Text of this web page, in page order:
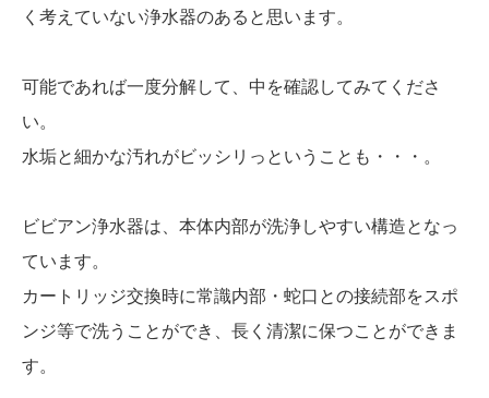
く考えていない浄水器のあると思います。
可能であれば一度分解して、中を確認してみてくださ
い。
水垢と細かな汚れがビッシリっということも・・・。
ビビアン浄水器は、本体内部が洗浄しやすい構造となっ
ています。
カートリッジ交換時に常識内部・蛇口との接続部をスポ
ンジ等で洗うことができ、長く清潔に保つことができま
す。